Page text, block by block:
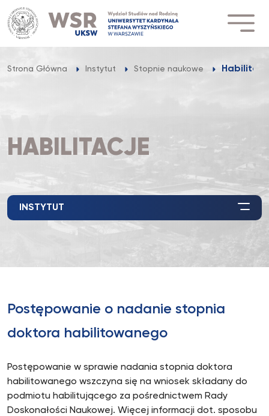
Przejdź
do
treści
Strona Główna Instytut Stopnie naukowe
HABILITACJE
INSTYTUT
Postępowanie o nadanie stopnia
doktora habilitowanego
Postępowanie w sprawie nadania stopnia doktora
habilitowanego wszczyna się na wniosek składany do
podmiotu habilitującego za pośrednictwem Rady
Doskonałości Naukowej. Więcej informacji dot. sposobu